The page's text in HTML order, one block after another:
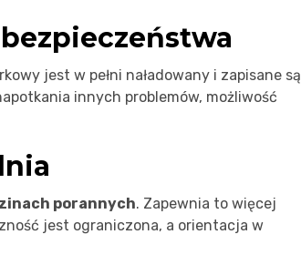
jest w pełni naładowany i zapisane są
innych problemów, możliwość
porannych. Zapewnia to więcej
jest ograniczona, a orientacja w